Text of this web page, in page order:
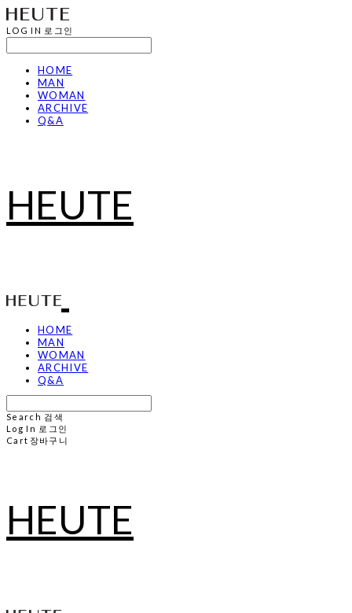
LOG IN 로그인
HOME
MAN
WOMAN
ARCHIVE
Q&A
HEUTE
HOME
MAN
WOMAN
ARCHIVE
Q&A
Search 검색
Log In 로그인
Cart 장바구니
HEUTE